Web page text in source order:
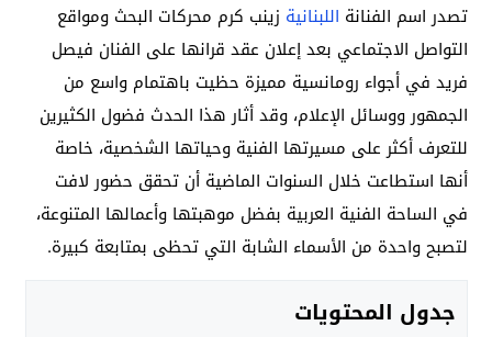
تصدر اسم الفنانة اللبنانية زينب كرم محركات البحث ومواقع
التواصل الاجتماعي بعد إعلان عقد قرانها على الفنان فيصل
فريد في أجواء رومانسية مميزة حظيت باهتمام واسع من
الجمهور ووسائل الإعلام، وقد أثار هذا الحدث فضول الكثيرين
للتعرف أكثر على مسيرتها الفنية وحياتها الشخصية، خاصة
أنها استطاعت خلال السنوات الماضية أن تحقق حضور لافت
في الساحة الفنية العربية بفضل موهبتها وأعمالها المتنوعة،
لتصبح واحدة من الأسماء الشابة التي تحظى بمتابعة كبيرة.
جدول المحتويات